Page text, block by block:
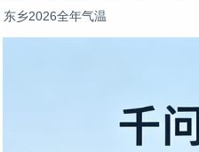
东乡2026全年气温